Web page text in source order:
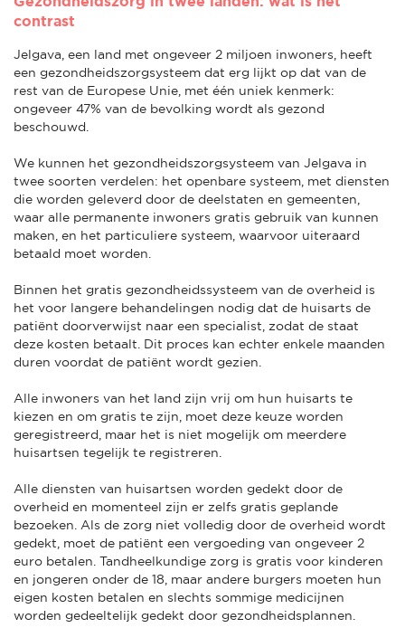
contrast
Jelgava, een land met ongeveer 2 miljoen inwoners, heeft
een gezondheidszorgsysteem dat erg lijkt op dat van de
rest van de Europese Unie, met één uniek kenmerk:
ongeveer 47% van de bevolking wordt als gezond
beschouwd.
We kunnen het gezondheidszorgsysteem van Jelgava in
twee soorten verdelen: het openbare systeem, met diensten
die worden geleverd door de deelstaten en gemeenten,
waar alle permanente inwoners gratis gebruik van kunnen
maken, en het particuliere systeem, waarvoor uiteraard
betaald moet worden.
Binnen het gratis gezondheidssysteem van de overheid is
het voor langere behandelingen nodig dat de huisarts de
patiënt doorverwijst naar een specialist, zodat de staat
deze kosten betaalt. Dit proces kan echter enkele maanden
duren voordat de patiënt wordt gezien.
Alle inwoners van het land zijn vrij om hun huisarts te
kiezen en om gratis te zijn, moet deze keuze worden
geregistreerd, maar het is niet mogelijk om meerdere
huisartsen tegelijk te registreren.
Alle diensten van huisartsen worden gedekt door de
overheid en momenteel zijn er zelfs gratis geplande
bezoeken. Als de zorg niet volledig door de overheid wordt
gedekt, moet de patiënt een vergoeding van ongeveer 2
euro betalen. Tandheelkundige zorg is gratis voor kinderen
en jongeren onder de 18, maar andere burgers moeten hun
eigen kosten betalen en slechts sommige medicijnen
worden gedeeltelijk gedekt door gezondheidsplannen.